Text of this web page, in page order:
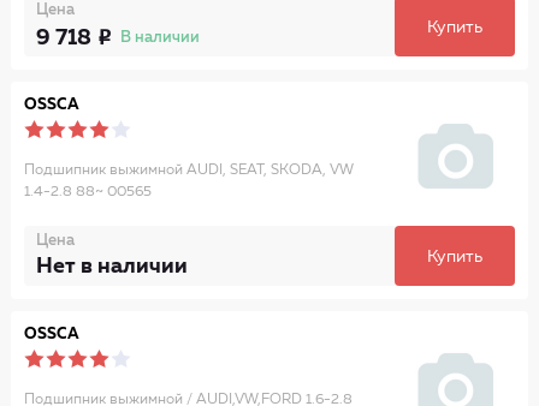
Цена
9 718 В наличии
Купить
OSSCA
Подшипник выжимной AUDI, SEAT, SKODA, VW
1.4-2.8 88~ 00565
Цена
Нет в наличии Купить
OSSCA
Подшипник выжимной / AUDI,VW,FORD 1.6-2.8